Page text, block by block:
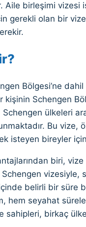
Aile birleşimi vizesi
gerekli olan bir
Bölgesi’ne
Schengen
ülkeleri
Bu vize,
isteyen bireyler
biri, vize
Schengen
belirli bir süre
seyahat
sahipleri, birkaç